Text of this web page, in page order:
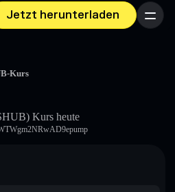
Jetzt herunterladen Menü
Kurs
Kurs heute